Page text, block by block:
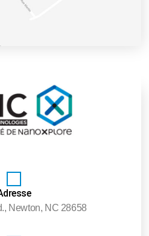
Newton, NC 28658